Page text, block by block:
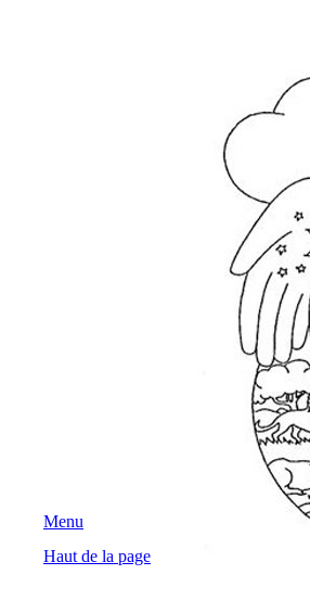
Menu
Haut de la page